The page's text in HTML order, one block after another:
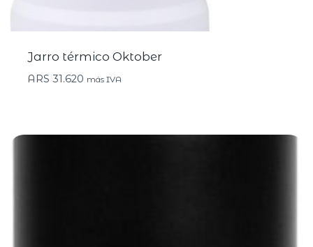
Jarro térmico Oktober
ARS 31.620 más IVA